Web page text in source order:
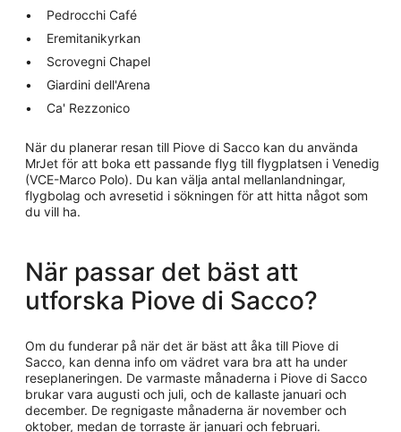
Pedrocchi Café
Eremitanikyrkan
Scrovegni Chapel
Giardini dell'Arena
Ca' Rezzonico
När du planerar resan till Piove di Sacco kan du använda
MrJet för att boka ett passande flyg till flygplatsen i Venedig
(VCE-Marco Polo). Du kan välja antal mellanlandningar,
flygbolag och avresetid i sökningen för att hitta något som
du vill ha.
När passar det bäst att
utforska Piove di Sacco?
Om du funderar på när det är bäst att åka till Piove di
Sacco, kan denna info om vädret vara bra att ha under
reseplaneringen. De varmaste månaderna i Piove di Sacco
brukar vara augusti och juli, och de kallaste januari och
december. De regnigaste månaderna är november och
oktober, medan de torraste är januari och februari.